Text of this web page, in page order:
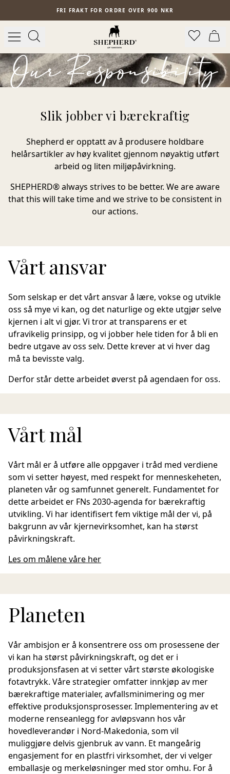
Hopp til hovedinnholdFRI FRAKT FOR ORDRE OVER 900 NKR
Our Responsibility
Slik jobber vi bærekraftig
Shepherd er opptatt av å produsere holdbare
helårsartikler av høy kvalitet gjennom nøyaktig utført
arbeid og liten miljøpåvirkning.
SHEPHERD® always strives to be better. We are aware
that this will take time and we strive to be consistent in
our actions.
Vårt ansvar
Som selskap er det vårt ansvar å lære, vokse og utvikle
oss så mye vi kan, og det naturlige og ekte utgjør selve
kjernen i alt vi gjør. Vi tror at transparens er et
ufravikelig prinsipp, og vi jobber hele tiden for å bli en
bedre utgave av oss selv. Dette krever at vi hver dag
må ta bevisste valg.
Derfor står dette arbeidet øverst på agendaen for oss.
Vårt mål
Vårt mål er å utføre alle oppgaver i tråd med verdiene
som vi setter høyest, med respekt for menneskeheten,
planeten vår og samfunnet generelt. Fundamentet for
dette arbeidet er FNs 2030-agenda for bærekraftig
utvikling. Vi har identifisert fem viktige mål der vi, på
bakgrunn av vår kjernevirksomhet, kan ha størst
påvirkningskraft.
Les om målene våre her
Planeten
Vår ambisjon er å konsentrere oss om prosessene der
vi kan ha størst påvirkningskraft, og det er i
produksjonsfasen at vi setter vårt største økologiske
fotavtrykk. Våre strategier omfatter innkjøp av mer
bærekraftige materialer, avfallsminimering og mer
effektive produksjonsprosesser. Implementering av et
moderne renseanlegg for avløpsvann hos vår
hovedleverandør i Nord-Makedonia, som vil
muliggjøre delvis gjenbruk av vann. Et mangeårig
engasjement for en plastfri virksomhet, der vi velger
emballasje og merkeløsninger med stor omhu. For å